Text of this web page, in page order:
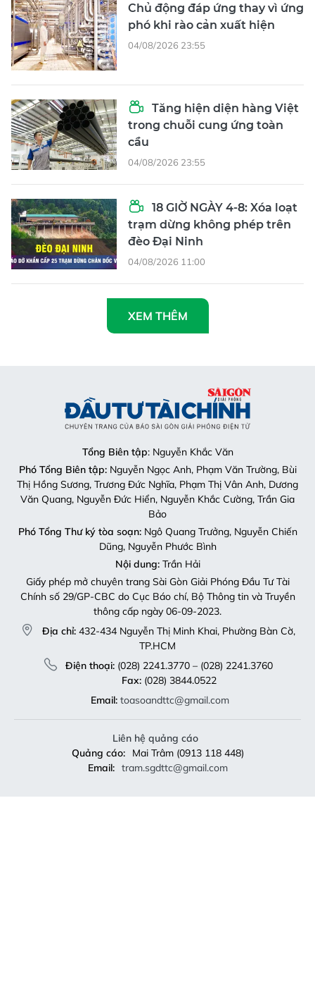
Chủ động đáp ứng thay vì ứng
phó khi rào cản xuất hiện
04/08/2026 23:55
Tăng hiện diện hàng Việt
trong chuỗi cung ứng toàn
cầu
04/08/2026 23:55
18 GIỜ NGÀY 4-8: Xóa loạt
trạm dừng không phép trên
đèo Đại Ninh
04/08/2026 11:00
XEM THÊM
Tổng Biên tập: Nguyễn Khắc Văn
Phó Tổng Biên tập:Nguyễn Ngọc Anh, Phạm Văn Trường, Bùi
Thị Hồng Sương, Trương Đức Nghĩa, Phạm Thị Vân Anh, Dương
Văn Quang, Nguyễn Đức Hiển, Nguyễn Khắc Cường, Trần Gia
Bảo
Phó Tổng Thư ký tòa soạn:Ngô Quang Trưởng, Nguyễn Chiến
Dũng, Nguyễn Phước Bình
Nội dung:Trần Hải
Giấy phép mở chuyên trang Sài Gòn Giải Phóng Đầu Tư Tài
Chính số 29/GP-CBC do Cục Báo chí, Bộ Thông tin và Truyền
thông cấp ngày 06-09-2023.
Địa chỉ: 432-434 Nguyễn Thị Minh Khai, Phường Bàn Cờ,
TP.HCM
Điện thoại:(028) 2241.3770 – (028) 2241.3760
Fax:(028) 3844.0522
Email: toasoandttc@gmail.com
Liên hệ quảng cáo
Quảng cáo:
Mai Trâm (0913 118 448)
Email: tram.sgdttc@gmail.com